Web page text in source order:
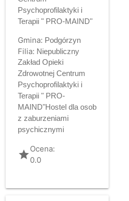
Psychoprofilaktyki i
Terapii " PRO-MAIND"
Gmina: Podgórzyn
Filia: Niepubliczny
Zakład Opieki
Zdrowotnej Centrum
Psychoprofilaktyki i
Terapii " PRO-
MAIND"Hostel dla osob
z zaburzeniami
psychicznymi
gradeOcena:
0.0